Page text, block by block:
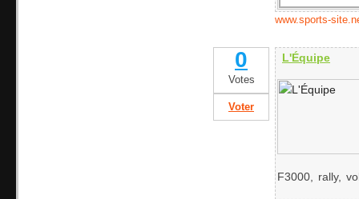
www.sports-
0
Votes
Voter
L'Équipe
F3000, rally,